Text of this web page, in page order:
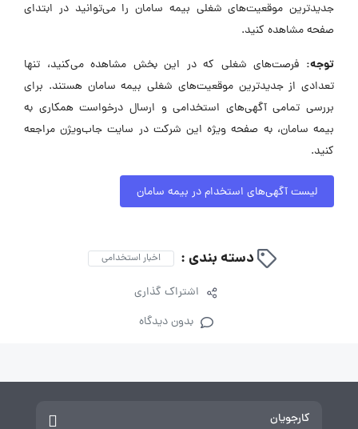
جدیدترین موقعیت‌های شغلی بیمه سامان را می‌توانید در ابتدای
صفحه مشاهده کنید.
توجه: فرصت‌های شغلی که در این بخش مشاهده می‌کنید، تنها
تعدادی از جدیدترین موقعیت‌های شغلی بیمه سامان هستند. برای
بررسی تمامی آگهی‌های استخدامی و ارسال درخواست همکاری به
بیمه سامان، به صفحه ویژه این شرکت در سایت جاب‌ویژن مراجعه
کنید.
لیست آگهی‌های استخدام در بیمه سامان
دسته بندی : اخبار استخدامی
اشتراک گذاری
بدون دیدگاه
کارجویان